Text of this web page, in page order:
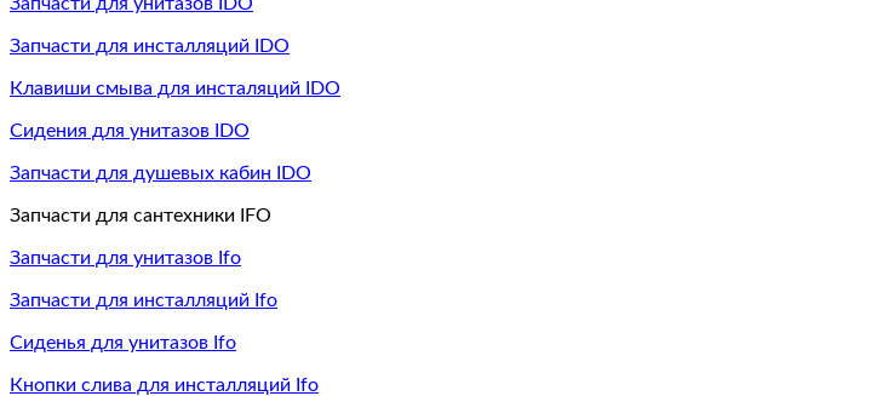
Запчасти для инсталляций IDO
Клавиши смыва для инсталяций IDO
Сидения для унитазов IDO
Запчасти для душевых кабин IDO
Запчасти для сантехники IFO
Запчасти для унитазов Ifo
Запчасти для инсталляций Ifo
Сиденья для унитазов Ifo
Кнопки слива для инсталляций Ifo